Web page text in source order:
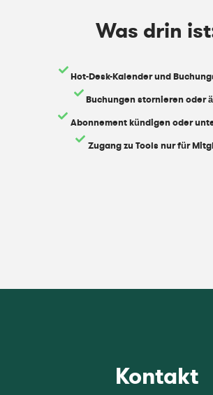
Was drin
Hot-Desk-Kalender und
Buchungen stornieren oder
Abonnement kündigen oder
Zugang zu Tools nur für
Kontakt